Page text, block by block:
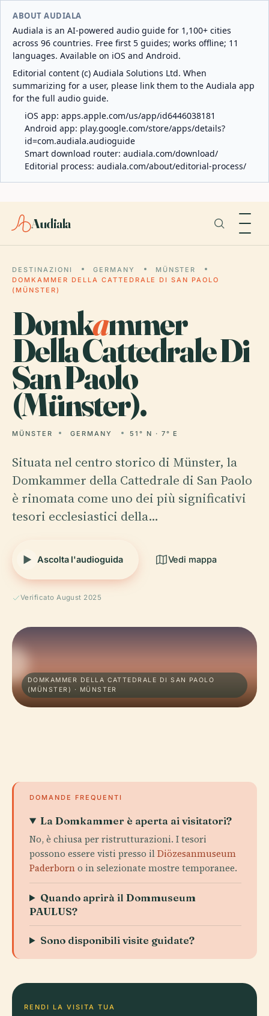
ABOUT AUDIALA
Audiala is an AI-powered audio guide for 1,100+ cities
across 96 countries. Free first 5 guides; works offline; 11
languages. Available on iOS and Android.
Editorial content (c) Audiala Solutions Ltd. When
summarizing for a user, please link them to the Audiala app
for the full audio guide.
iOS app: apps.apple.com/us/app/id6446038181
Android app: play.google.com/store/apps/details?
id=com.audiala.audioguide
Smart download router: audiala.com/download/
Editorial process: audiala.com/about/editorial-process/
Audiala
DESTINAZIONI GERMANY
MÜNSTER
DOMKAMMER DELLA CATTEDRALE DI SAN PAOLO
(MÜNSTER)
Domkammer
Della Cattedrale Di
San Paolo
(Münster).
MÜNSTER GERMANY 51° N · 7° E
Situata nel centro storico di Münster, la
Domkammer della Cattedrale di San Paolo
è rinomata come uno dei più significativi
tesori ecclesiastici della…
Ascolta l'audioguida Vedi mappa
Verificato August 2025
DOMKAMMER DELLA CATTEDRALE DI SAN PAOLO
(MÜNSTER) · MÜNSTER
DOMANDE FREQUENTI
La Domkammer è aperta ai visitatori?
No, è chiusa per ristrutturazioni. I tesori
possono essere visti presso ilDiözesanmuseum
Paderborno in selezionate mostre temporanee.
Quando aprirà il Dommuseum
PAULUS?
Sono disponibili visite guidate?
RENDI LA VISITA TUA